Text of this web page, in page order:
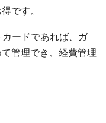
です。
ードであれば、ガ
管理でき、経費管理